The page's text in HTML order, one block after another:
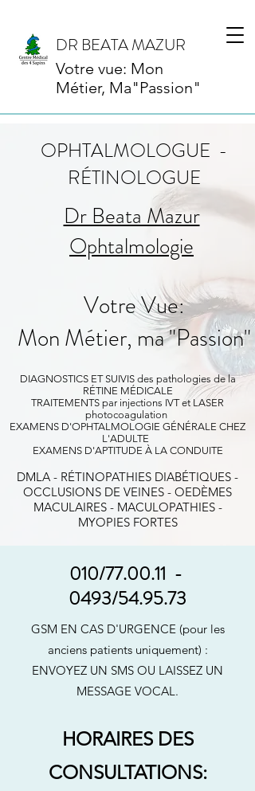
DR BEATA MAZUR
Votre vue: Mon
Métier, Ma"Passion"
OPHTALMOLOGUE -
RÉTINOLOGUE
Dr Beata Mazur
Ophtalmologie
Votre Vue:
Mon Métier, ma "Passion"
DIAGNOSTICS ET SUIVIS des pathologies de la
RÉTINE MÉDICALE
TRAITEMENTS par injections IVT et LASER
photocoagulation
EXAMENS D'OPHTALMOLOGIE GÉNÉRALE CHEZ
L'ADULTE
EXAMENS D'APTITUDE À LA CONDUITE
DMLA - RÉTINOPATHIES DIABÉTIQUES -
OCCLUSIONS DE VEINES - OEDÈMES
MACULAIRES - MACULOPATHIES -
MYOPIES FORTES
010/77.00.11 -
0493/54.95.73
GSM EN CAS D'URGENCE (pour les
anciens patients uniquement) :
ENVOYEZ UN SMS OU LAISSEZ UN
MESSAGE VOCAL.
HORAIRES DES
CONSULTATIONS: